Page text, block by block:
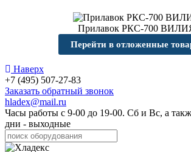
Прилавок РКС-700
Перейти в отложенные
Наверх
+7 (495) 507-27-83
Заказать обратный звонок
hladex@mail.ru
Часы работы с 9-00 до 19-00. Сб и Вс, а
дни - выходные